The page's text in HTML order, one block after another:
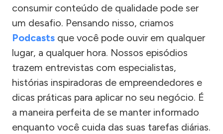
consumir conteúdo de qualidade pode ser
um desafio. Pensando nisso, criamos
Podcasts que você pode ouvir em qualquer
lugar, a qualquer hora. Nossos episódios
trazem entrevistas com especialistas,
histórias inspiradoras de empreendedores e
dicas práticas para aplicar no seu negócio. É
a maneira perfeita de se manter informado
enquanto você cuida das suas tarefas diárias.